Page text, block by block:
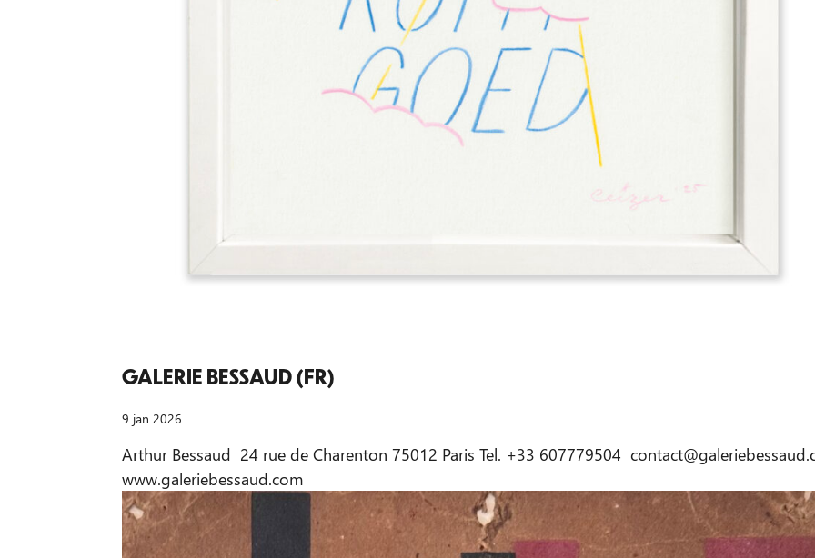
GALERIE BESSAUD (FR)
9 jan 2026
Arthur Bessaud 24 rue de Charenton 75012 Paris Tel. +33 607779504
www.galeriebessaud.com